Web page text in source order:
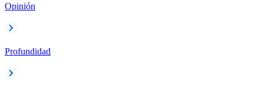
Opinión
Profundidad